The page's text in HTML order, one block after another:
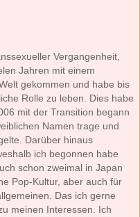
Vergangenheit,
Jahren mit einem
gekommen und habe bis
Rolle zu leben. Dies habe
mit der Transition begann
Namen trage und
Darüber hinaus
ich begonnen habe
schon zweimal in Japan
Pop-Kultur, aber auch für
Das ich gerne
meinen Interessen. Ich